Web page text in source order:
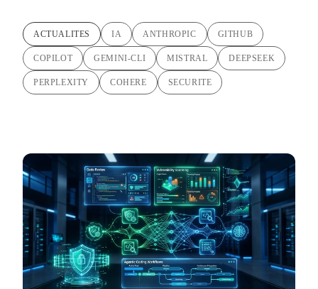
ACTUALITES IA ANTHROPIC GITHUB
COPILOT GEMINI-CLI MISTRAL DEEPSEEK
PERPLEXITY COHERE SECURITE